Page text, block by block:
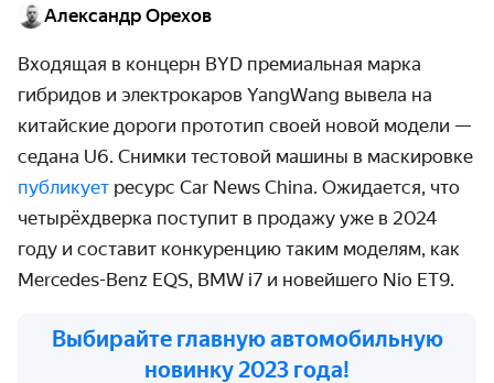
Александр Орехов
Входящая в концерн BYD премиальная марка
гибридов и электрокаров YangWang вывела на
китайские дороги прототип своей новой модели —
седана U6. Снимки тестовой машины в маскировке
публикует ресурс Car News China. Ожидается, что
четырёхдверка поступит в продажу уже в 2024
году и составит конкуренцию таким моделям, как
Mercedes-Benz EQS, BMW i7 и новейшего Nio ET9.
Выбирайте главную автомобильную
новинку 2023 года!